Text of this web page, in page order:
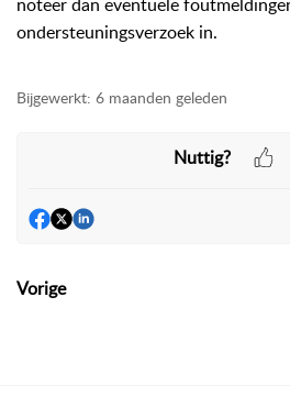
ondersteuningsverzoek in.
Bijgewerkt: 6 maanden geleden
Nuttig?
Vorige